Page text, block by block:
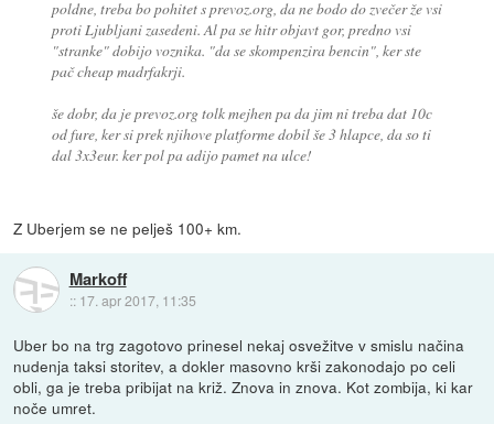
poldne, treba bo pohitet s prevoz.org, da ne bodo do zvečer že vsi
proti Ljubljani zasedeni. Al pa se hitr objavt gor, predno vsi
"stranke" dobijo voznika. "da se skompenzira bencin", ker ste
pač cheap madrfakrji.
še dobr, da je prevoz.org tolk mejhen pa da jim ni treba dat 10c
od fure, ker si prek njihove platforme dobil še 3 hlapce, da so ti
dal 3x3eur. ker pol pa adijo pamet na ulce!
Z Uberjem se ne pelješ 100+ km.
Markoff
:: 17. apr 2017, 11:35
Uber bo na trg zagotovo prinesel nekaj osvežitve v smislu načina
nudenja taksi storitev, a dokler masovno krši zakonodajo po celi
obli, ga je treba pribijat na križ. Znova in znova. Kot zombija, ki kar
noče umret.